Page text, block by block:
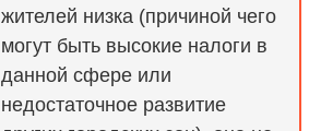
жителей низка (причиной чего
могут быть высокие налоги в
данной сфере или
недостаточное развитие